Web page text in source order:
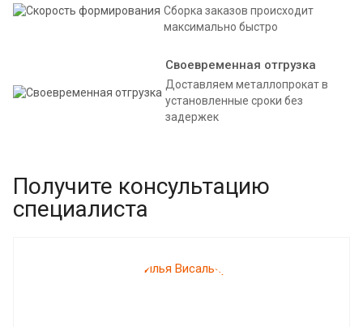
Сборка заказов происходит
максимально быстро
Своевременная отгрузка
Доставляем металлопрокат в
установленные сроки без
задержек
Получите консультацию
специалиста